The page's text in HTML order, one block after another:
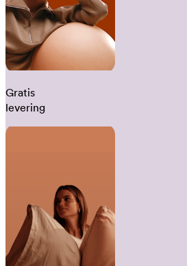
Gratis
levering